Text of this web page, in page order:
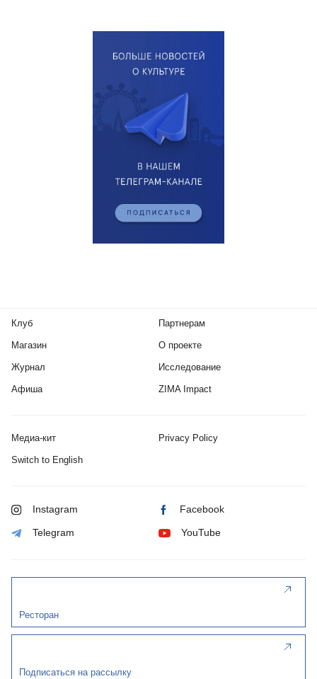
Клуб
Магазин
Журнал
Афиша
Партнерам
О проекте
Исследование
ZIMA Impact
Медиа-кит Privacy Policy
Switch to English
Instagram Facebook
Telegram YouTube
Ресторан
Подписаться на рассылку